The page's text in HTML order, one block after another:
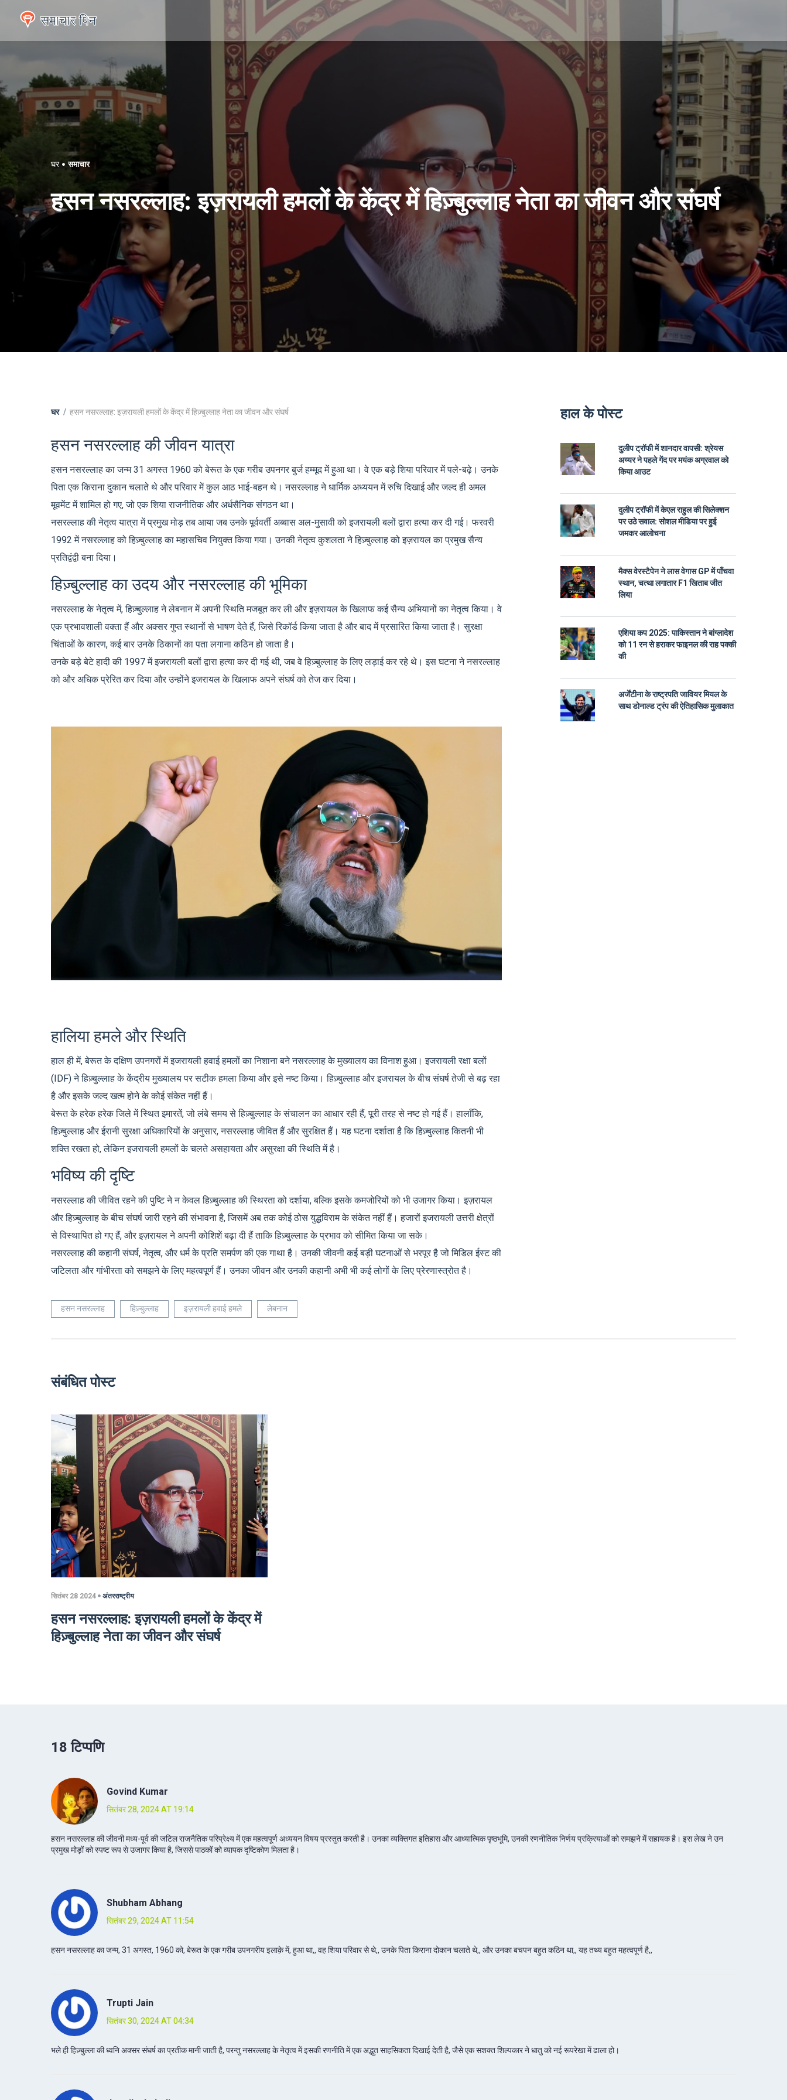
घर समाचार
हसन नसरल्लाह: इज़रायली हमलों के केंद्र में हिज़्बुल्लाह नेता का जीवन और संघर्ष
घर हसन नसरल्लाह: इज़रायली हमलों के केंद्र में हिज़्बुल्लाह नेता का जीवन और संघर्ष
हसन नसरल्लाह की जीवन यात्रा
हसन नसरल्लाह का जन्म 31 अगस्त 1960 को बेरूत के एक गरीब उपनगर बुर्ज हम्मूद में हुआ था। वे एक बड़े शिया परिवार में पले-बढ़े। उनके
पिता एक किराना दुकान चलाते थे और परिवार में कुल आठ भाई-बहन थे। नसरल्लाह ने धार्मिक अध्ययन में रुचि दिखाई और जल्द ही अमल
मूवमेंट में शामिल हो गए, जो एक शिया राजनीतिक और अर्धसैनिक संगठन था।
नसरल्लाह की नेतृत्व यात्रा में प्रमुख मोड़ तब आया जब उनके पूर्ववर्ती अब्बास अल-मुसावी को इजरायली बलों द्वारा हत्या कर दी गई। फरवरी
1992 में नसरल्लाह को हिज़्बुल्लाह का महासचिव नियुक्त किया गया। उनकी नेतृत्व कुशलता ने हिज़्बुल्लाह को इज़रायल का प्रमुख सैन्य
प्रतिद्वंद्वी बना दिया।
हिज़्बुल्लाह का उदय और नसरल्लाह की भूमिका
नसरल्लाह के नेतृत्व में, हिज़्बुल्लाह ने लेबनान में अपनी स्थिति मजबूत कर ली और इज़रायल के खिलाफ कई सैन्य अभियानों का नेतृत्व किया। वे
एक प्रभावशाली वक्ता हैं और अक्सर गुप्त स्थानों से भाषण देते हैं, जिसे रिकॉर्ड किया जाता है और बाद में प्रसारित किया जाता है। सुरक्षा
चिंताओं के कारण, कई बार उनके ठिकानों का पता लगाना कठिन हो जाता है।
उनके बड़े बेटे हादी की 1997 में इजरायली बलों द्वारा हत्या कर दी गई थी, जब वे हिज़्बुल्लाह के लिए लड़ाई कर रहे थे। इस घटना ने नसरल्लाह
को और अधिक प्रेरित कर दिया और उन्होंने इजरायल के खिलाफ अपने संघर्ष को तेज कर दिया।
हालिया हमले और स्थिति
हाल ही में, बेरूत के दक्षिण उपनगरों में इजरायली हवाई हमलों का निशाना बने नसरल्लाह के मुख्यालय का विनाश हुआ। इजरायली रक्षा बलों
(IDF) ने हिज़्बुल्लाह के केंद्रीय मुख्यालय पर सटीक हमला किया और इसे नष्ट किया। हिज़्बुल्लाह और इजरायल के बीच संघर्ष तेजी से बढ़ रहा
है और इसके जल्द खत्म होने के कोई संकेत नहीं हैं।
बेरूत के हरेक हरेक जिले में स्थित इमारतें, जो लंबे समय से हिज़्बुल्लाह के संचालन का आधार रही हैं, पूरी तरह से नष्ट हो गई हैं। हालाँकि,
हिज़्बुल्लाह और ईरानी सुरक्षा अधिकारियों के अनुसार, नसरल्लाह जीवित हैं और सुरक्षित हैं। यह घटना दर्शाता है कि हिज़्बुल्लाह कितनी भी
शक्ति रखता हो, लेकिन इजरायली हमलों के चलते असहायता और असुरक्षा की स्थिति में है।
भविष्य की दृष्टि
नसरल्लाह की जीवित रहने की पुष्टि ने न केवल हिज़्बुल्लाह की स्थिरता को दर्शाया, बल्कि इसके कमजोरियों को भी उजागर किया। इज़रायल
और हिज़्बुल्लाह के बीच संघर्ष जारी रहने की संभावना है, जिसमें अब तक कोई ठोस युद्धविराम के संकेत नहीं हैं। हजारों इजरायली उत्तरी क्षेत्रों
से विस्थापित हो गए हैं, और इज़रायल ने अपनी कोशिशें बढ़ा दी हैं ताकि हिज़्बुल्लाह के प्रभाव को सीमित किया जा सके।
नसरल्लाह की कहानी संघर्ष, नेतृत्व, और धर्म के प्रति समर्पण की एक गाथा है। उनकी जीवनी कई बड़ी घटनाओं से भरपूर है जो मिडिल ईस्ट की
जटिलता और गांभीरता को समझने के लिए महत्वपूर्ण हैं। उनका जीवन और उनकी कहानी अभी भी कई लोगों के लिए प्रेरणास्त्रोत है।
हसन नसरल्लाह हिज़्बुल्लाह इज़रायली हवाई हमले लेबनान
हाल के पोस्ट
दुलीप ट्रॉफी में शानदार वापसी: श्रेयस
अय्यर ने पहले गेंद पर मयंक अग्रवाल को
किया आउट
दुलीप ट्रॉफी में केएल राहुल की सिलेक्शन
पर उठे सवाल: सोशल मीडिया पर हुई
जमकर आलोचना
मैक्स वेरस्टैपेन ने लास वेगास GP में पाँचवा
स्थान, चत्था लगातार F1 खिताब जीत
लिया
एशिया कप 2025: पाकिस्तान ने बांग्लादेश
को 11 रन से हराकर फाइनल की राह पक्की
की
अर्जेंटीना के राष्ट्रपति जावियर मियल के
साथ डोनाल्ड ट्रंप की ऐतिहासिक मुलाकात
संबंधित पोस्ट
सितंबर 28 2024 अंतरराष्ट्रीय
हसन नसरल्लाह: इज़रायली हमलों के केंद्र में
हिज़्बुल्लाह नेता का जीवन और संघर्ष
18 टिप्पणि
Govind Kumar
सितंबर 28, 2024 AT 19:14
हसन नसरल्लाह की जीवनी मध्य-पूर्व की जटिल राजनैतिक परिप्रेक्ष्य में एक महत्वपूर्ण अध्ययन विषय प्रस्तुत करती है। उनका व्यक्तिगत इतिहास और आध्यात्मिक पृष्ठभूमि, उनकी रणनीतिक निर्णय प्रक्रियाओं को समझने में सहायक है। इस लेख ने उन
प्रमुख मोड़ों को स्पष्ट रूप से उजागर किया है, जिससे पाठकों को व्यापक दृष्टिकोण मिलता है।
Shubham Abhang
सितंबर 29, 2024 AT 11:54
हसन नसरल्लाह का जन्म, 31 अगस्त, 1960 को, बेरूत के एक गरीब उपनगरीय इलाक़े में, हुआ था,, वह शिया परिवार से थे,, उनके पिता किराना दोकान चलाते थे,, और उनका बचपन बहुत कठिन था,, यह तथ्य बहुत महत्वपूर्ण है,,
Trupti Jain
सितंबर 30, 2024 AT 04:34
भले ही हिज़्बुल्ला की ध्वनि अक्सर संघर्ष का प्रतीक मानी जाती है, परन्तु नसरल्लाह के नेतृत्व में इसकी रणनीति में एक अद्भुत साहसिकता दिखाई देती है, जैसे एक सशक्त शिल्पकार ने धातु को नई रूपरेखा में ढाला हो।